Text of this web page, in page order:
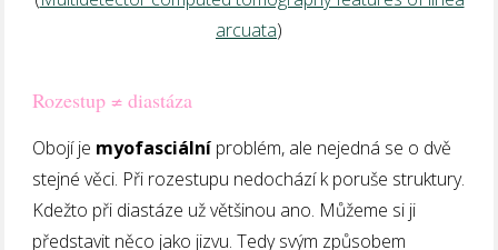
arcuata)
Rozestup ≠ diastáza
Obojí je myofasciální problém, ale nejedná se o dvě
stejné věci. Při rozestupu nedochází k poruše struktury.
Kdežto při diastáze už většinou ano. Můžeme si ji
představit něco jako jizvu. Tedy svým způsobem